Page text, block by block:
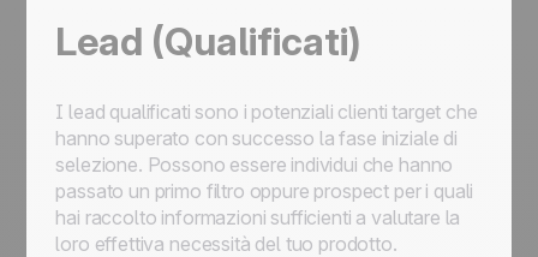
Lead (Qualificati)
I lead qualificati sono i potenziali clienti target che
hanno superato con successo la fase iniziale di
selezione. Possono essere individui che hanno
passato un primo filtro oppure prospect per i quali
hai raccolto informazioni sufficienti a valutare la
loro effettiva necessità del tuo prodotto.